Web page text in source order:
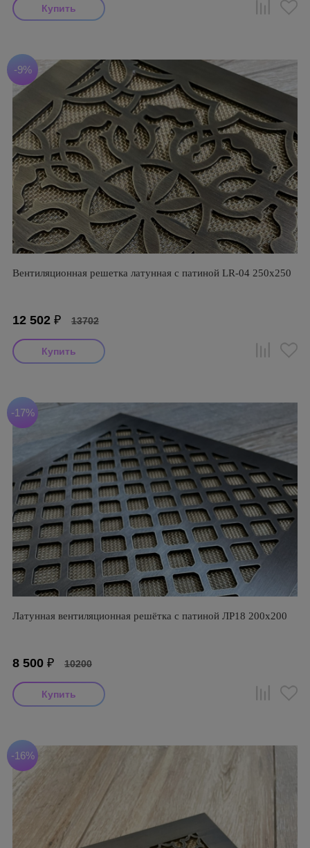
-9%
Вентиляционная решетка латунная с патиной LR-04 250х250
12 502 ₽ 13702
-17%
Латунная вентиляционная решётка с патиной ЛР18 200х200
8 500 ₽ 10200
-16%